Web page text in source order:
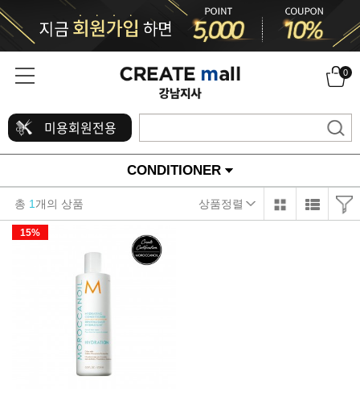
0
미용회원전용
CONDITIONER
총 1개의 상품 상품정렬
15%